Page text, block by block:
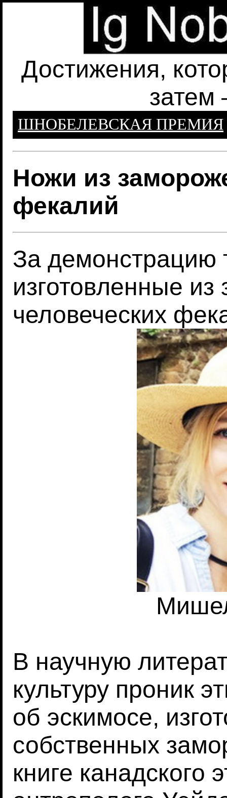
Достижения,
затем
ШНОБЕЛЕВСКАЯ ПРЕМИЯ
Ножи из
фекалий
За демонстрацию
изготовленные
человеческих
В научную
культуру проник
об эскимосе,
собственных
книге канадского